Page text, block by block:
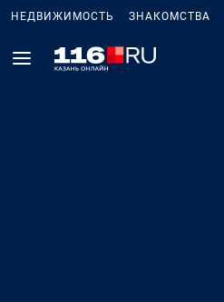
НЕДВИЖИМОСТЬ ЗНАКОМСТВА